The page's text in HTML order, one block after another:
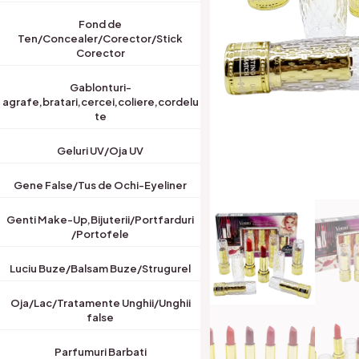
Fond de
Ten/Concealer/Corector/Stick
Corector
Gablonturi-
agrafe,bratari,cercei,coliere,cordelu
te
Geluri UV/Oja UV
Gene False/Tus de Ochi-Eyeliner
Genti Make-Up,Bijuterii/Portfarduri
/Portofele
Luciu Buze/Balsam Buze/Strugurel
Oja/Lac/Tratamente Unghii/Unghii
false
Parfumuri Barbati